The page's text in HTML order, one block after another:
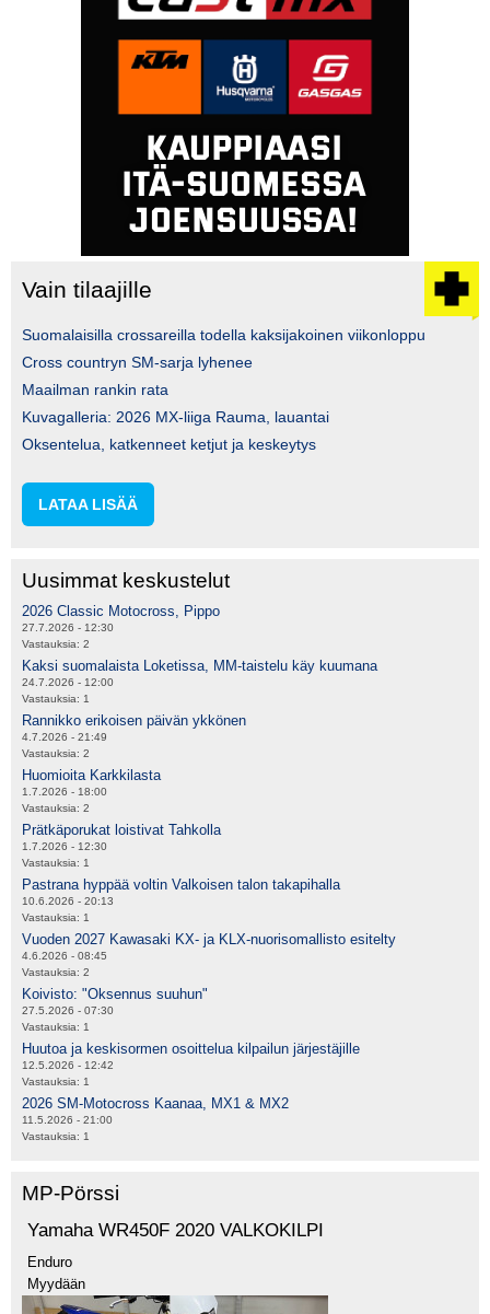
Vain tilaajille
Suomalaisilla crossareilla todella kaksijakoinen viikonloppu
Cross countryn SM-sarja lyhenee
Maailman rankin rata
Kuvagalleria: 2026 MX-liiga Rauma, lauantai
Oksentelua, katkenneet ketjut ja keskeytys
LATAA LISÄÄ
Uusimmat keskustelut
2026 Classic Motocross, Pippo
27.7.2026 - 12:30
Vastauksia: 2
Kaksi suomalaista Loketissa, MM-taistelu käy kuumana
24.7.2026 - 12:00
Vastauksia: 1
Rannikko erikoisen päivän ykkönen
4.7.2026 - 21:49
Vastauksia: 2
Huomioita Karkkilasta
1.7.2026 - 18:00
Vastauksia: 2
Prätkäporukat loistivat Tahkolla
1.7.2026 - 12:30
Vastauksia: 1
Pastrana hyppää voltin Valkoisen talon takapihalla
10.6.2026 - 20:13
Vastauksia: 1
Vuoden 2027 Kawasaki KX- ja KLX-nuorisomallisto esitelty
4.6.2026 - 08:45
Vastauksia: 2
Koivisto: "Oksennus suuhun"
27.5.2026 - 07:30
Vastauksia: 1
Huutoa ja keskisormen osoittelua kilpailun järjestäjille
12.5.2026 - 12:42
Vastauksia: 1
2026 SM-Motocross Kaanaa, MX1 & MX2
11.5.2026 - 21:00
Vastauksia: 1
MP-Pörssi
Yamaha WR450F 2020 VALKOKILPI
Enduro
Myydään